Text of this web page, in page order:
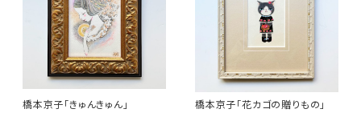
橋本京子「きゅんきゅん」 橋本京子「花カゴの贈りもの」